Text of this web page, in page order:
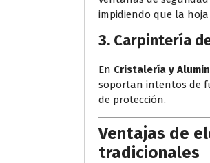
impidiendo que la
3. Carpintería
En Cristalería y
soportan intentos de
de protección.
Ventajas de
tradicionales